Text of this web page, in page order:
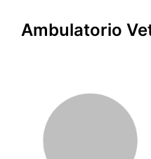
Ambulatorio